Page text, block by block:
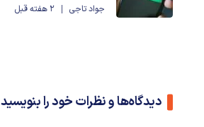
جواد تاجی 2 هفته قبل
دیدگاه‌ها و نظرات خود را بنویسید